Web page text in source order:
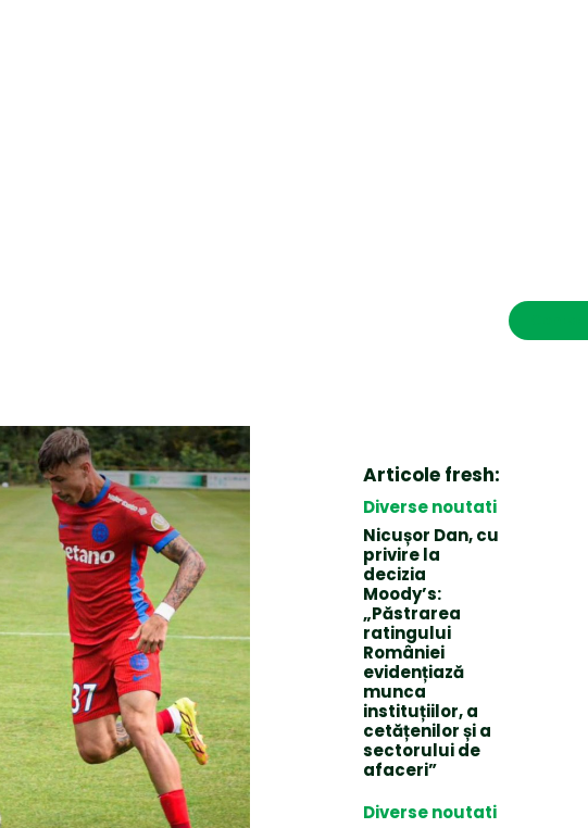
Articole fresh:
Diverse noutati
Nicușor Dan, cu
privire la
decizia
Moody’s:
„Păstrarea
ratingului
României
evidențiază
munca
instituțiilor, a
cetățenilor și a
sectorului de
afaceri”
Diverse noutati